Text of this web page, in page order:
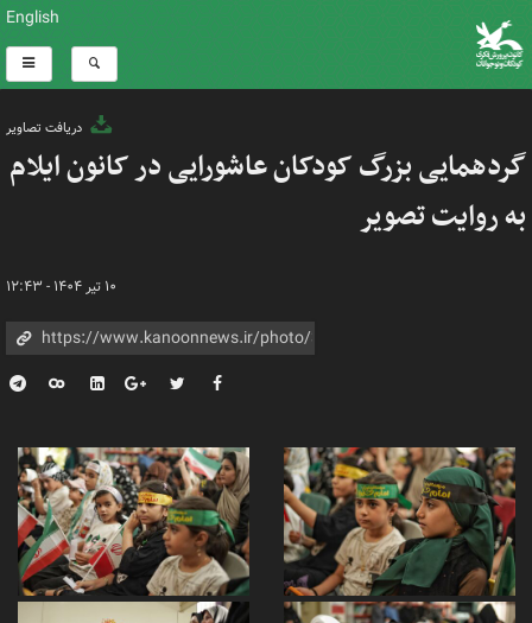
English
دریافت تصاویر
گردهمایی بزرگ کودکان عاشورایی در کانون ایلام
به روایت تصویر
۱۰ تیر ۱۴۰۴ - ۱۲:۴۳